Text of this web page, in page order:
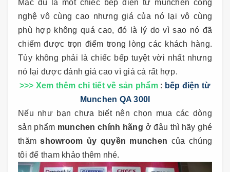
Mặc dù là một chiếc bếp điện từ munchen công
nghệ vô cùng cao nhưng giá của nó lại vô cùng
phù hợp không quá cao, đó là lý do vì sao nó đã
chiếm được trọn điểm trong lòng các khách hàng.
Tùy không phải là chiếc bếp tuyệt vời nhất nhưng
nó lại được đánh giá cao vì giá cả rất hợp.
>>> Xem thêm chi tiết về sản phẩm : bếp điện từ
Munchen QA 300I
Nếu như bạn chưa biết nên chọn mua các dòng
sản phẩm munchen chính hãng ở đâu thì hãy ghé
thămshowroom ủy quyền munchen của chúng
tôi để tham khảo thêm nhé.